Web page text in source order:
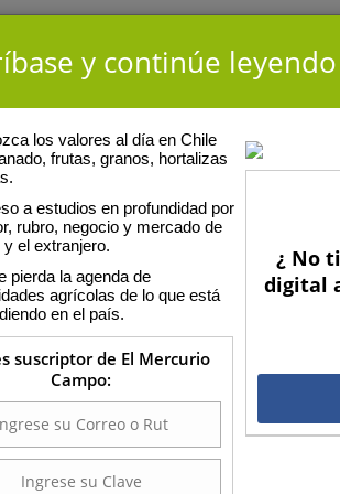
Errázuriz y Asociados
y continúe
los valores al día en Chile
frutas, granos, hortalizas
a estudios en profundidad por
rubro, negocio y mercado de
y el extranjero.
pierda la agenda de
agrícolas de lo que está
en el país.
suscriptor de El Mercurio
Campo:
¿ No
digital